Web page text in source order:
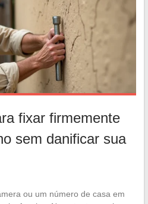
fixar firmemente
sem danificar sua
ou um número de casa em